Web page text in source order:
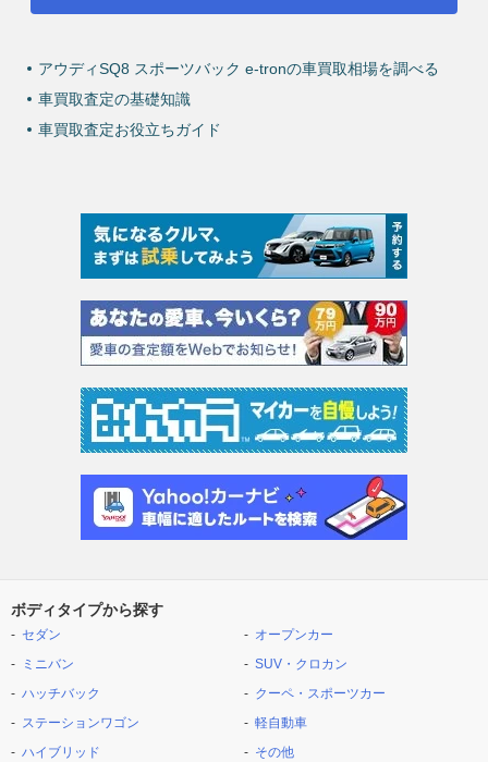
アウディSQ8 スポーツバック e-tronの車買取相場を調べる
車買取査定の基礎知識
車買取査定お役立ちガイド
ボディタイプから探す
セダン
ミニバン
ハッチバック
ステーションワゴン
ハイブリッド
オープンカー
SUV・クロカン
クーペ・スポーツカー
軽自動車
その他